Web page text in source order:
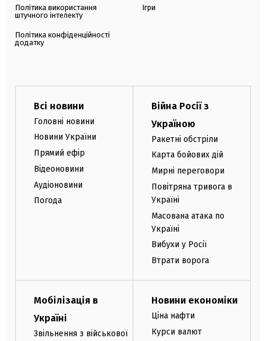
Політика використання
штучного інтелекту
Політика конфіденційності
додатку
Ігри
Всі новини
Головні новини
Новини України
Прямий ефір
Відеоновини
Аудіоновини
Погода
Війна Росії з
Україною
Ракетні обстріли
Карта бойових дій
Мирні переговори
Повітряна тривога в
Україні
Масована атака по
Україні
Вибухи у Росії
Втрати ворога
Мобілізація в
Україні
Звільнення з військової
Новини економіки
Ціна нафти
Курси валют